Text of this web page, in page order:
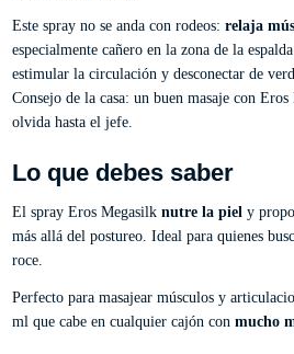
Este spray no se anda con rodeos: relaja
especialmente cañero en la zona de la
estimular la circulación y desconectar de
Consejo de la casa: un buen masaje con
olvida hasta el jefe.
Lo que debes saber
El spray Eros Megasilk nutre la piely
más allá del postureo. Ideal para quienes
roce.
Perfecto para masajear músculos y
ml que cabe en cualquier cajón con mucho